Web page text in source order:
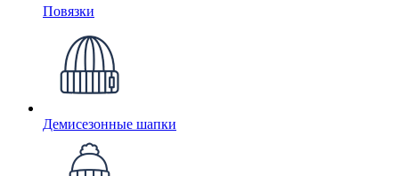
Повязки
Демисезонные шапки